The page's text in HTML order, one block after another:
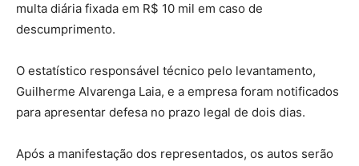
multa diária fixada em R$ 10 mil em caso de
descumprimento.
O estatístico responsável técnico pelo levantamento,
Guilherme Alvarenga Laia, e a empresa foram notificados
para apresentar defesa no prazo legal de dois dias.
Após a manifestação dos representados, os autos serão